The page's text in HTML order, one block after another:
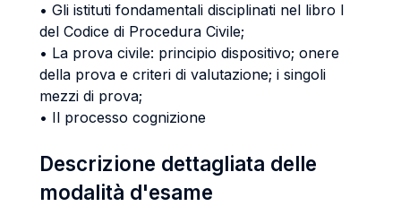
• Gli istituti fondamentali disciplinati nel libro I
del Codice di Procedura Civile;
• La prova civile: principio dispositivo; onere
della prova e criteri di valutazione; i singoli
mezzi di prova;
• Il processo cognizione
Descrizione dettagliata delle
modalità d'esame